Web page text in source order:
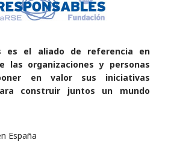
es el aliado de referencia en
las organizaciones y personas
en valor sus iniciativas
construir juntos un mundo
España